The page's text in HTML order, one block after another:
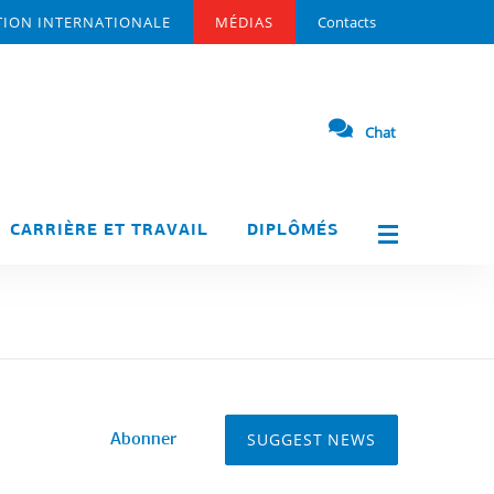
INTERNATIONALE MÉDIAS Contacts
Chat
CARRIÈRE ET TRAVAIL DIPLÔMÉS
Abonner SUGGEST NEWS